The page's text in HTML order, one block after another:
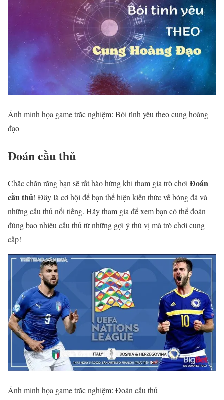
Ảnh minh họa game trắc nghiệm: Bói tình yêu theo cung hoàng
đạo
Đoán cầu thủ
Chắc chắn rằng bạn sẽ rất hào hứng khi tham gia trò chơi Đoán
cầu thủ! Đây là cơ hội để bạn thể hiện kiến thức về bóng đá và
những cầu thủ nổi tiếng. Hãy tham gia để xem bạn có thể đoán
đúng bao nhiêu cầu thủ từ những gợi ý thú vị mà trò chơi cung
cấp!
Ảnh minh họa game trắc nghiệm: Đoán cầu thủ